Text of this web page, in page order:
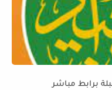
برابط مباشر